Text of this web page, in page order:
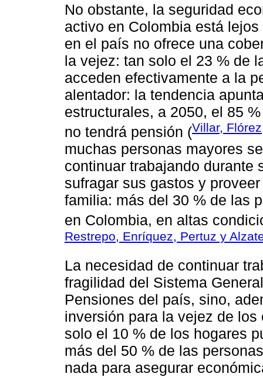
No obstante, la seguridad
activo en Colombia está
en el país no ofrece una
la vejez: tan solo el 23 % de
acceden efectivamente a la
alentador: la tendencia
estructurales, a 2050, el 85
no tendrá pensión (Villar,
muchas personas mayores
continuar trabajando durante
sufragar sus gastos y
familia: más del 30 % de las
en Colombia, en altas
Restrepo, Enríquez, Pertuz y
La necesidad de continuar
fragilidad del Sistema
Pensiones del país, sino,
inversión para la vejez de
solo el 10 % de los hogares
más del 50 % de las
nada para asegurar